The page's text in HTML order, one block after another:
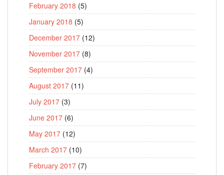
February 2018 (5)
January 2018 (5)
December 2017 (12)
November 2017 (8)
September 2017 (4)
August 2017 (11)
July 2017 (3)
June 2017 (6)
May 2017 (12)
March 2017 (10)
February 2017 (7)